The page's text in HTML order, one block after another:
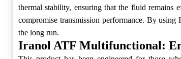
thermal stability, ensuring that the fluid remains
compromise transmission performance. By
the long run.
Iranol ATF Multifunctional: